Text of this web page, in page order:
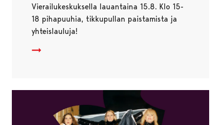
Vierailukeskuksella lauantaina 15.8. Klo 15-
18 pihapuuhia, tikkupullan paistamista ja
yhteislauluja!